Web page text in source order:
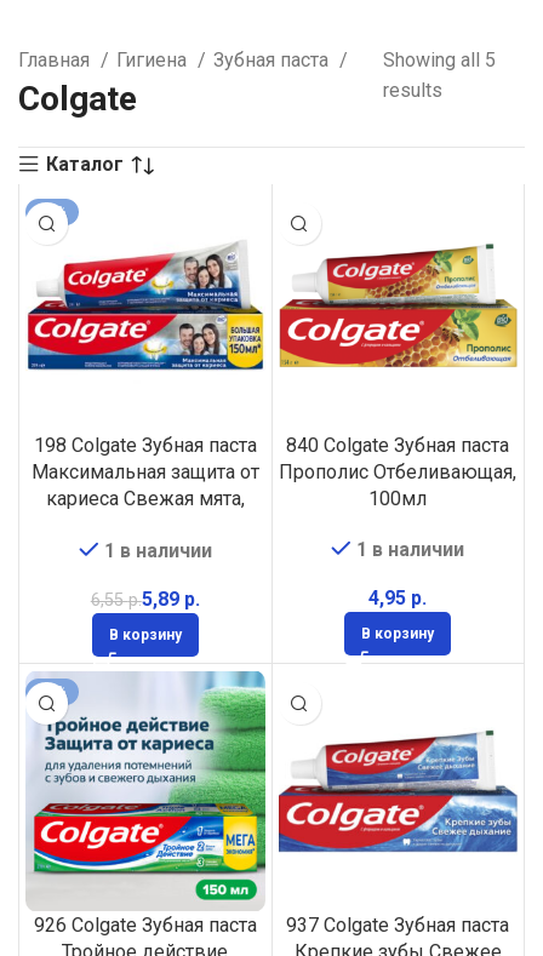
Главная Гигиена Зубная паста
Colgate
Showing all 5
results
Каталог
-10%
198 Colgate Зубная паста
Максимальная защита от
кариеса Свежая мята,
1 в наличии
6,55р.5,89 р.
В корзину
840 Colgate Зубная паста
Прополис Отбеливающая,
100мл
1 в наличии
р.
В корзину
-10%
926 Colgate Зубная паста
937 Colgate Зубная паста